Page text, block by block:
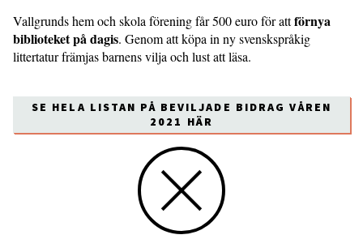
Vallgrunds hem och skola förening får 500 euro för attförnya
biblioteket på dagis. Genom att köpa in ny svenskspråkig
littertatur främjas barnens vilja och lust att läsa.
SE HELA LISTAN PÅ BEVILJADE BIDRAG VÅREN
2021 HÄR